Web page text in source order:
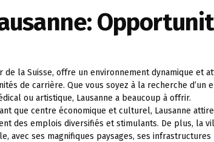
de la Suisse, offre un environnement dynamique et
de carrière. Que vous soyez à la recherche d’un
ou artistique, Lausanne a beaucoup à offrir.
que centre économique et culturel, Lausanne
des emplois diversifiés et stimulants. De plus, la
avec ses magnifiques paysages, ses infrastructures